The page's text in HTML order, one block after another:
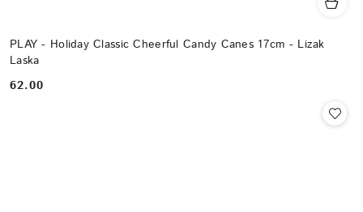
PLAY - Holiday Classic Cheerful Candy Canes 17cm - Lizak
Laska
Cena:
62.00